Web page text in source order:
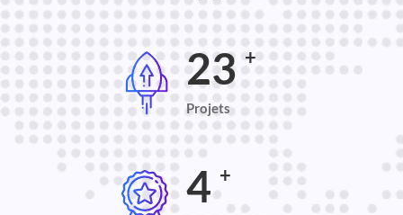
25 +
Projets
5 +